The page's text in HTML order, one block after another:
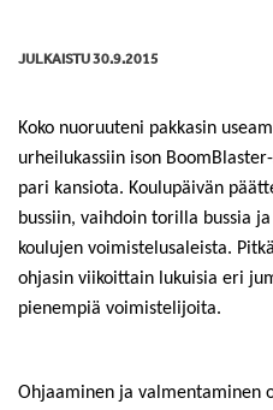
JULKAISTU 30.9.2015
Koko nuoruuteni pakkasin
urheilukassiin ison
pari kansiota. Koulupäivän
bussiin, vaihdoin torilla bussia
koulujen voimistelusaleista.
ohjasin viikoittain lukuisia eri
pienempiä voimistelijoita.
Ohjaaminen ja valmentaminen